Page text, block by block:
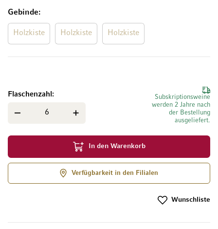
Gebinde
Holzkiste Holzkiste Holzkiste
Subskriptionsweine
werden 2 Jahre nach
der Bestellung
ausgeliefert.
Flaschenzahl
In den Warenkorb
Verfügbarkeit in den Filialen
Wunschliste